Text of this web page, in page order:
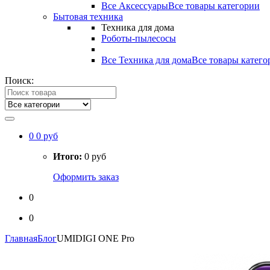
Все АксессуарыВсе товары категории
Бытовая техника
Техника для дома
Роботы-пылесосы
Все Техника для домаВсе товары
Поиск:
0 0 руб
Итого: 0 руб
Оформить заказ
0
0
ГлавнаяБлогUMIDIGI ONE Pro